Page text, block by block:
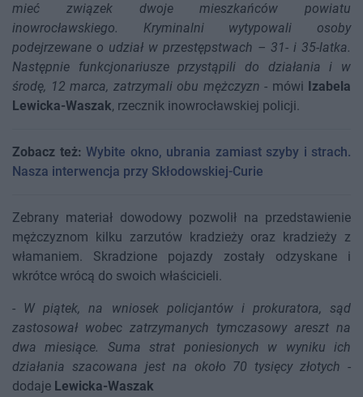
mieć związek dwoje mieszkańców powiatu
inowrocławskiego. Kryminalni wytypowali osoby
podejrzewane o udział w przestępstwach – 31- i 35-latka.
Następnie funkcjonariusze przystąpili do działania i w
środę, 12 marca, zatrzymali obu mężczyzn - mówi Izabela
Lewicka-Waszak, rzecznik inowrocławskiej policji.
Zobacz też: Wybite okno, ubrania zamiast szyby i strach.
Nasza interwencja przy Skłodowskiej-Curie
Zebrany materiał dowodowy pozwolił na przedstawienie
mężczyznom kilku zarzutów kradzieży oraz kradzieży z
włamaniem. Skradzione pojazdy zostały odzyskane i
wkrótce wrócą do swoich właścicieli.
- W piątek, na wniosek policjantów i prokuratora, sąd
zastosował wobec zatrzymanych tymczasowy areszt na
dwa miesiące. Suma strat poniesionych w wyniku ich
działania szacowana jest na około 70 tysięcy złotych -
dodaje Lewicka-Waszak